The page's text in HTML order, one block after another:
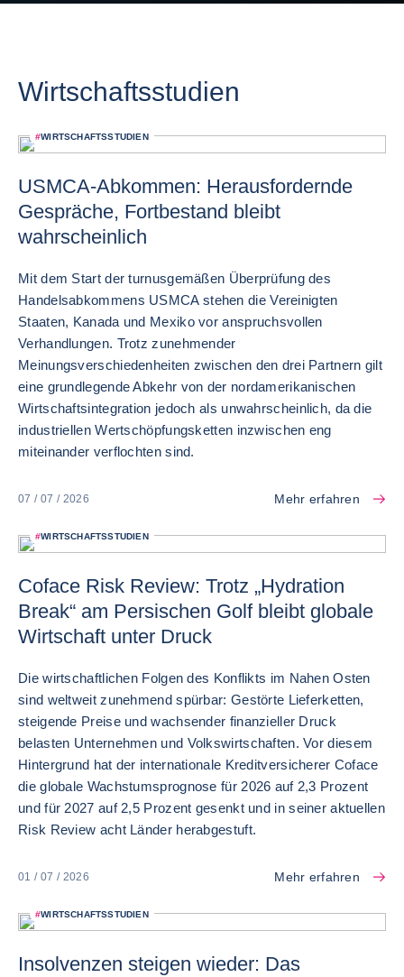
Wirtschaftsstudien
#WIRTSCHAFTSSTUDIEN
USMCA-Abkommen: Herausfordernde
Gespräche, Fortbestand bleibt
wahrscheinlich
Mit dem Start der turnusgemäßen Überprüfung des
Handelsabkommens USMCA stehen die Vereinigten
Staaten, Kanada und Mexiko vor anspruchsvollen
Verhandlungen. Trotz zunehmender
Meinungsverschiedenheiten zwischen den drei Partnern gilt
eine grundlegende Abkehr von der nordamerikanischen
Wirtschaftsintegration jedoch als unwahrscheinlich, da die
industriellen Wertschöpfungsketten inzwischen eng
miteinander verflochten sind.
07 / 07 / 2026 Mehr erfahren
#WIRTSCHAFTSSTUDIEN
Coface Risk Review: Trotz „Hydration
Break“ am Persischen Golf bleibt globale
Wirtschaft unter Druck
Die wirtschaftlichen Folgen des Konflikts im Nahen Osten
sind weltweit zunehmend spürbar: Gestörte Lieferketten,
steigende Preise und wachsender finanzieller Druck
belasten Unternehmen und Volkswirtschaften. Vor diesem
Hintergrund hat der internationale Kreditversicherer Coface
die globale Wachstumsprognose für 2026 auf 2,3 Prozent
und für 2027 auf 2,5 Prozent gesenkt und in seiner aktuellen
Risk Review acht Länder herabgestuft.
01 / 07 / 2026 Mehr erfahren
#WIRTSCHAFTSSTUDIEN
Insolvenzen steigen wieder: Das